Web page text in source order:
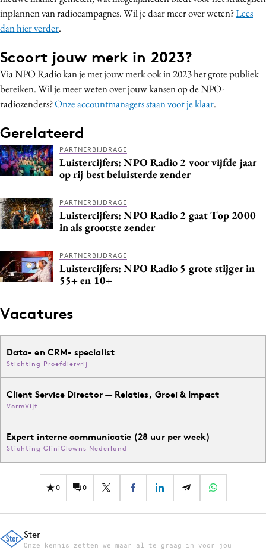
inplannen van radiocampagnes. Wil je daar meer over weten?Lees
dan hier verder.
Scoort jouw merk in 2023?
Via NPO Radio kan je met jouw merk ook in 2023 het grote publiek
bereiken. Wil je meer weten over jouw kansen op de NPO-
radiozenders?Onze accountmanagers staan voor je klaar.
Gerelateerd
PARTNERBIJDRAGE
Luistercijfers: NPO Radio 2 voor vijfde jaar
op rij best beluisterde zender
PARTNERBIJDRAGE
Luistercijfers: NPO Radio 2 gaat Top 2000
in als grootste zender
PARTNERBIJDRAGE
Luistercijfers: NPO Radio 5 grote stijger in
55+ en 10+
Vacatures
Data- en CRM- specialist
Stichting Proefdiervrij
Client Service Director — Relaties, Groei & Impact
VormVijf
Expert interne communicatie (28 uur per week)
Stichting CliniClowns Nederland
0 0
Ster
Onze kennis zetten we maar al te graag in voor jou